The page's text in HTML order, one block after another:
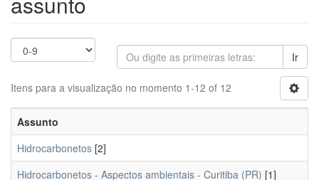
Ir
Itens para a visualização no momento 1-12 of 12
Assunto
Hidrocarbonetos [2]
Hidrocarbonetos - Aspectos ambientais - Curitiba (PR) [1]